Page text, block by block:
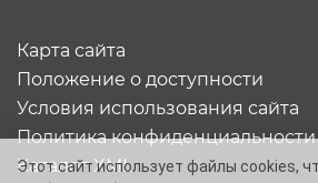
Карта сайта
Положение о доступности
Условия использования сайта
Политика конфиденциальности
Каталог XML
Этот сайт использует файлы cookies,